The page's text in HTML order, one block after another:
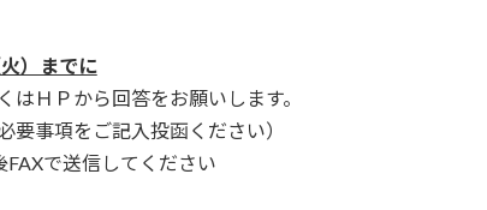
）までに
ら回答をお願いします。
ご記入投函ください）
で送信してください